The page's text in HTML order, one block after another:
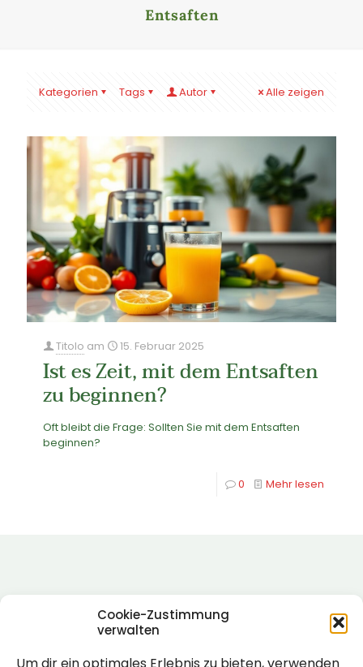
Cookie-Zustimmung
verwalten
Entsaften
Kategorien Tags Autor Alle zeigen
Titolo am 15. Februar 2025
Ist es Zeit, mit dem Entsaften
zu beginnen?
Oft bleibt die Frage: Sollten Sie mit dem Entsaften
beginnen?
0 Mehr lesen